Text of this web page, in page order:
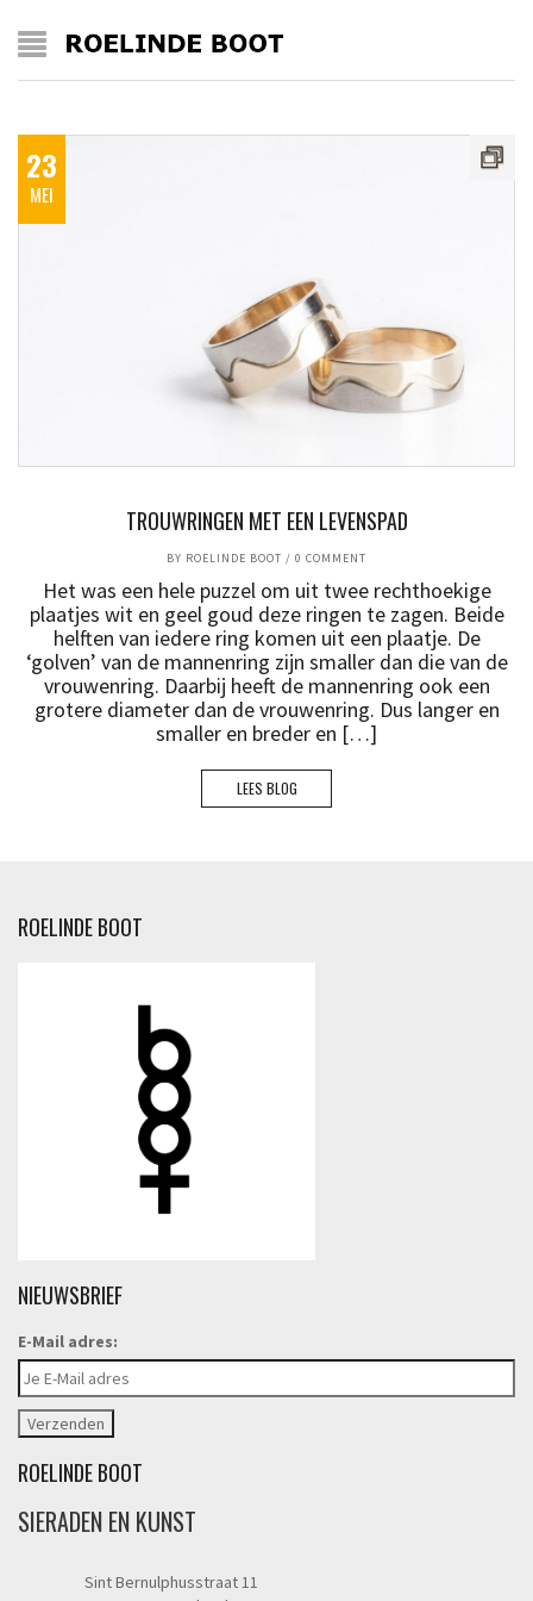
23
MEI
TROUWRINGEN MET EEN LEVENSPAD
BY ROELINDE BOOT / 0 COMMENT
Het was een hele puzzel om uit twee rechthoekige
plaatjes wit en geel goud deze ringen te zagen. Beide
helften van iedere ring komen uit een plaatje. De
‘golven’ van de mannenring zijn smaller dan die van de
vrouwenring. Daarbij heeft de mannenring ook een
grotere diameter dan de vrouwenring. Dus langer en
smaller en breder en […]
LEES BLOG
ROELINDE BOOT
NIEUWSBRIEF
E-Mail adres:
ROELINDE BOOT
SIERADEN EN KUNST
Sint Bernulphusstraat 11